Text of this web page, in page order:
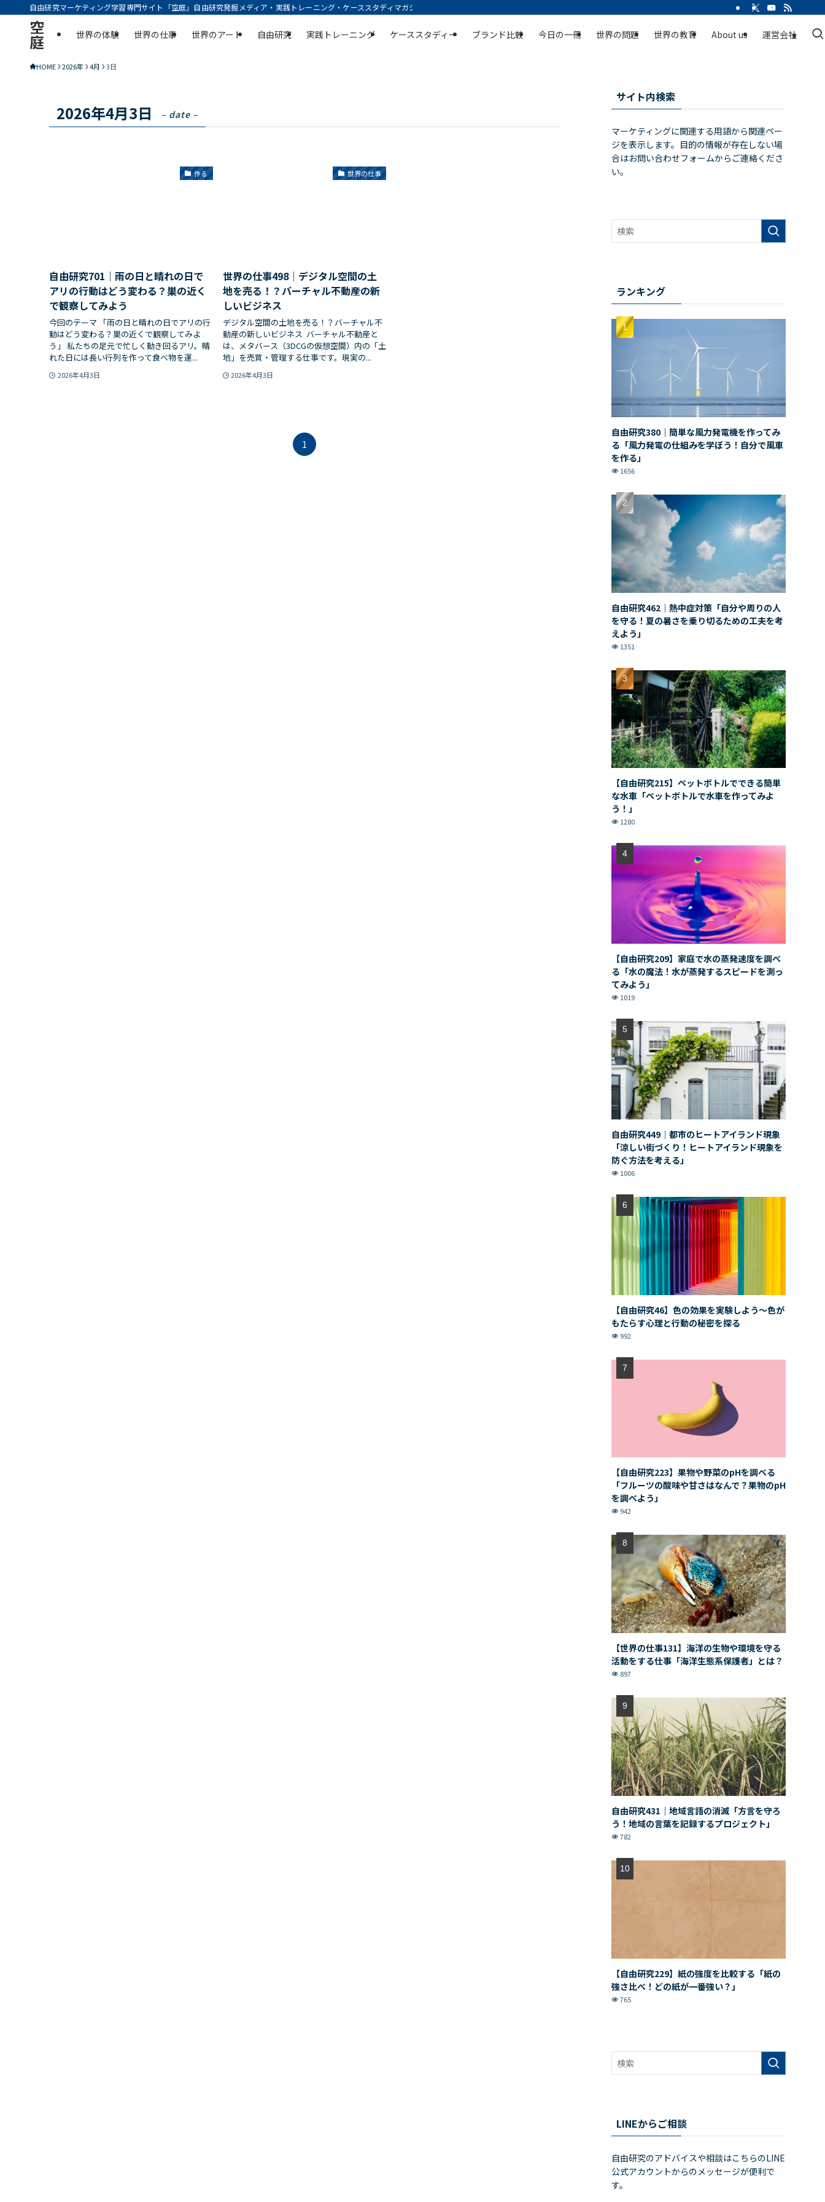
自由研究マーケティング学習専門サイト「空庭」自由研究発掘メディア・実践トレーニング・ケーススタディマガジン | 空庭
空
庭 世界の体験 世界の仕事 世界のアート 自由研究 実践トレーニング ケーススタディー ブランド比較 今日の一冊 世界の問題 世界の教育 About us 運営会社
HOME 2026年 4月 3日
2026年4月3日 – date –
作る
自由研究701｜雨の日と晴れの日で
アリの行動はどう変わる？巣の近く
で観察してみよう
今回のテーマ 「雨の日と晴れの日でアリの行
動はどう変わる？巣の近くで観察してみよ
う」 私たちの足元で忙しく動き回るアリ。晴
れた日には長い行列を作って食べ物を運...
2026年4月3日
世界の仕事
世界の仕事498｜デジタル空間の土
地を売る！？バーチャル不動産の新
しいビジネス
デジタル空間の土地を売る！？バーチャル不
動産の新しいビジネス バーチャル不動産と
は、メタバース（3DCGの仮想空間）内の「土
地」を売買・管理する仕事です。現実の...
2026年4月3日
1
サイト内検索
マーケティングに関連する用語から関連ペー
ジを表示します。目的の情報が存在しない場
合はお問い合わせフォームからご連絡くださ
い。
ランキング
自由研究380｜簡単な風力発電機を作ってみ
る「風力発電の仕組みを学ぼう！自分で風車
を作る」
1656
自由研究462｜熱中症対策「自分や周りの人
を守る！夏の暑さを乗り切るための工夫を考
えよう」
1351
【自由研究215】ペットボトルでできる簡単
な水車「ペットボトルで水車を作ってみよ
う！」
1280
【自由研究209】家庭で水の蒸発速度を調べ
る「水の魔法！水が蒸発するスピードを測っ
てみよう」
1019
自由研究449｜都市のヒートアイランド現象
「涼しい街づくり！ヒートアイランド現象を
防ぐ方法を考える」
1006
【自由研究46】色の効果を実験しよう〜色が
もたらす心理と行動の秘密を探る
992
【自由研究223】果物や野菜のpHを調べる
「フルーツの酸味や甘さはなんで？果物のpH
を調べよう」
942
【世界の仕事131】海洋の生物や環境を守る
活動をする仕事「海洋生態系保護者」とは？
897
自由研究431｜地域言語の消滅「方言を守ろ
う！地域の言葉を記録するプロジェクト」
782
【自由研究229】紙の強度を比較する「紙の
強さ比べ！どの紙が一番強い？」
765
LINEからご相談
自由研究のアドバイスや相談はこちらのLINE
公式アカウントからのメッセージが便利で
す。